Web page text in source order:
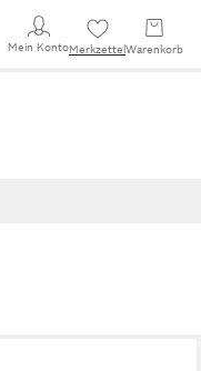
Mein KontoMerkzettel Warenkorb